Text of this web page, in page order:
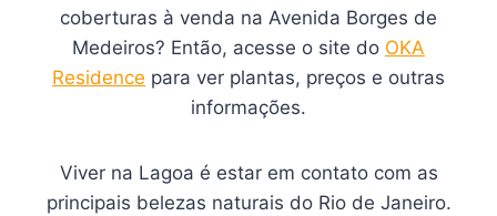
coberturas à venda na Avenida Borges de
Medeiros? Então, acesse o site do OKA
Residence para ver plantas, preços e outras
informações.
Viver na Lagoa é estar em contato com as
principais belezas naturais do Rio de Janeiro.